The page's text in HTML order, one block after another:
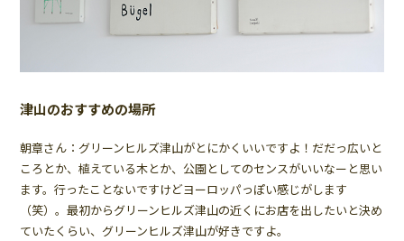
津山のおすすめの場所
朝章さん：グリーンヒルズ津山がとにかくいいですよ！だだっ広いと
ころとか、植えている木とか、公園としてのセンスがいいなーと思い
ます。行ったことないですけどヨーロッパっぽい感じがします
（笑）。最初からグリーンヒルズ津山の近くにお店を出したいと決め
ていたくらい、グリーンヒルズ津山が好きですよ。